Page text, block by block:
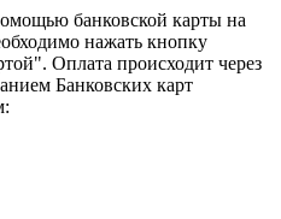
банковской карты на
нажать кнопку
Оплата происходит через
Банковских карт